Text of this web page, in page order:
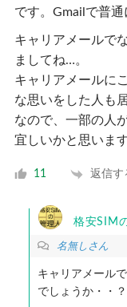
です。Gmailで普通
キャリアメールで
ましてね…。
キャリアメールに
な思いをした人も
なので、一部の人
宜しいかと思います
11 返信す
格安SIM
名無しさん
キャリアメール
でしょうか・・？